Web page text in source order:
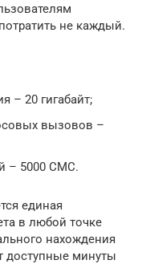
не каждый.
– 20 гигабайт;
вызовов –
– 5000 СМС.
единая
в любой точке
нахождения
доступные минуты